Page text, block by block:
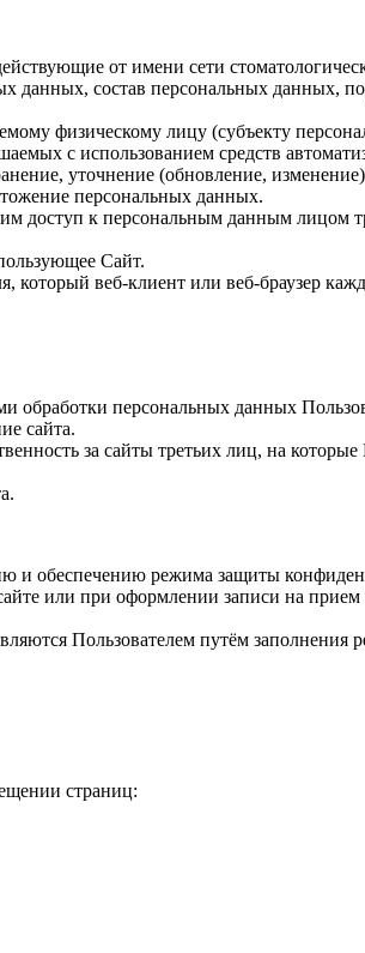
от имени сети
данных, состав персональных данных,
физическому лицу (субъекту
с использованием средств
уточнение (обновление,
персональных данных.
доступ к персональным данным лицом
Сайт.
веб‑клиент или веб‑браузер
обработки персональных данных
сайта.
за сайты третьих лиц, на
и обеспечению режима защиты
или при оформлении записи на
Пользователем путём заполнения
страниц: